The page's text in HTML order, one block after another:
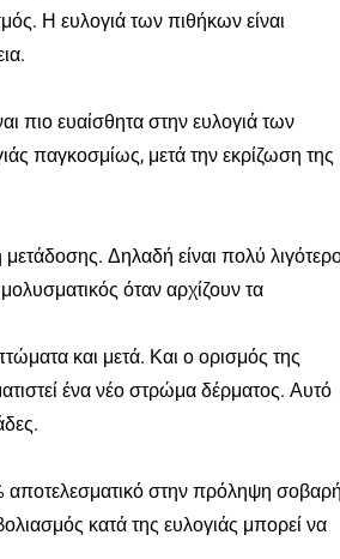
Η ευλογιά των πιθήκων είναι
πιο ευαίσθητα στην ευλογιά των
παγκοσμίως, μετά την εκρίζωση της
μετάδοσης. Δηλαδή είναι πολύ
όταν αρχίζουν τα
και μετά. Και ο ορισμός της
ένα νέο στρώμα δέρματος. Αυτό
αποτελεσματικό στην πρόληψη
κατά της ευλογιάς μπορεί να